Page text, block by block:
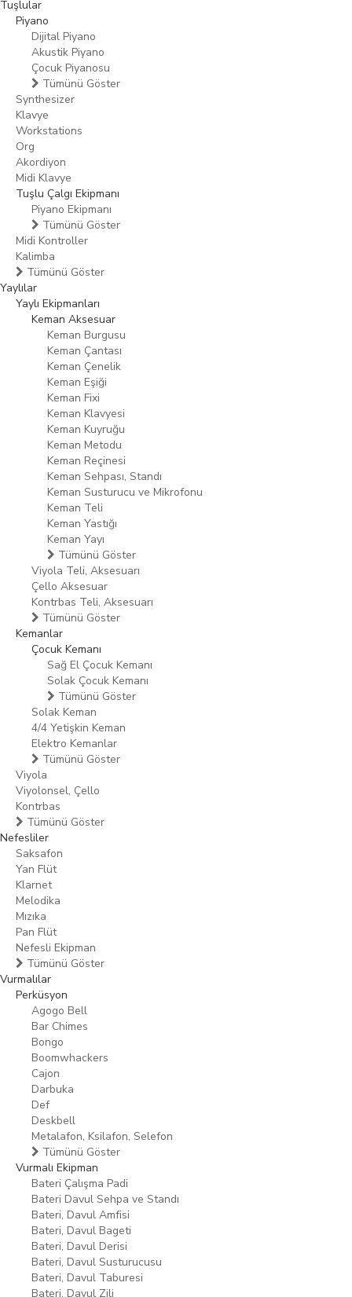
Tuşlular
Piyano
Dijital Piyano
Akustik Piyano
Çocuk Piyanosu
Tümünü Göster
Synthesizer
Klavye
Workstations
Org
Akordiyon
Midi Klavye
Tuşlu Çalgı Ekipmanı
Piyano Ekipmanı
Tümünü Göster
Midi Kontroller
Kalimba
Tümünü Göster
Yaylılar
Yaylı Ekipmanları
Keman Aksesuar
Keman Burgusu
Keman Çantası
Keman Çenelik
Keman Eşiği
Keman Fixi
Keman Klavyesi
Keman Kuyruğu
Keman Metodu
Keman Reçinesi
Keman Sehpası, Standı
Keman Susturucu ve Mikrofonu
Keman Teli
Keman Yastığı
Keman Yayı
Tümünü Göster
Viyola Teli, Aksesuarı
Çello Aksesuar
Kontrbas Teli, Aksesuarı
Tümünü Göster
Kemanlar
Çocuk Kemanı
Sağ El Çocuk Kemanı
Solak Çocuk Kemanı
Tümünü Göster
Solak Keman
4/4 Yetişkin Keman
Elektro Kemanlar
Tümünü Göster
Viyola
Viyolonsel, Çello
Kontrbas
Tümünü Göster
Nefesliler
Saksafon
Yan Flüt
Klarnet
Melodika
Mızıka
Pan Flüt
Nefesli Ekipman
Tümünü Göster
Vurmalılar
Perküsyon
Agogo Bell
Bar Chimes
Bongo
Boomwhackers
Cajon
Darbuka
Def
Deskbell
Metalafon, Ksilafon, Selefon
Tümünü Göster
Vurmalı Ekipman
Bateri Çalışma Padi
Bateri Davul Sehpa ve Standı
Bateri, Davul Amfisi
Bateri, Davul Bageti
Bateri, Davul Derisi
Bateri, Davul Susturucusu
Bateri, Davul Taburesi
Bateri, Davul Zili